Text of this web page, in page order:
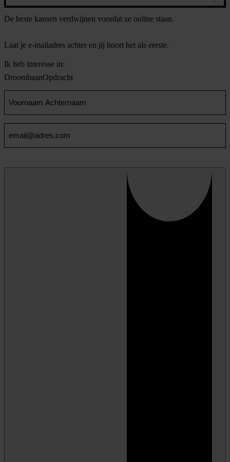
De beste kansen verdwijnen voordat ze online staan.
Laat je e-mailadres achter en jij hoort het als eerste.
Ik heb interesse in:
DroombaanOpdracht
en
Achternaam
(Vereist)